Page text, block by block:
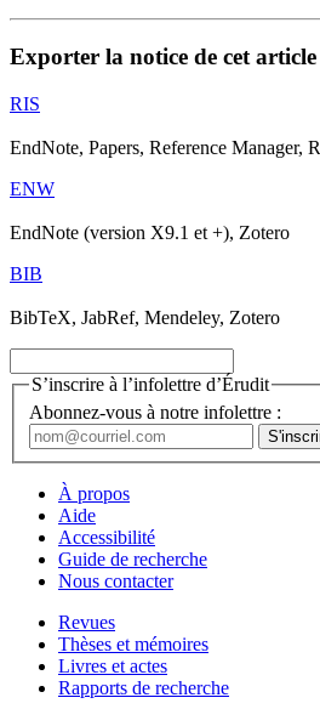
Exporter la notice de cet article
RIS
EndNote, Papers, Reference Manager,
ENW
EndNote (version X9.1 et +), Zotero
BIB
BibTeX, JabRef, Mendeley, Zotero
S’inscrire à l’infolettre d’Érudit
Abonnez-vous à notre infolettre :
À propos
Aide
Accessibilité
Guide de recherche
Nous contacter
Revues
Thèses et mémoires
Livres et actes
Rapports de recherche